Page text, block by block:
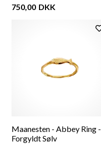
750,00 DKK
Maanesten - Abbey Ring -
Forgyldt Sølv